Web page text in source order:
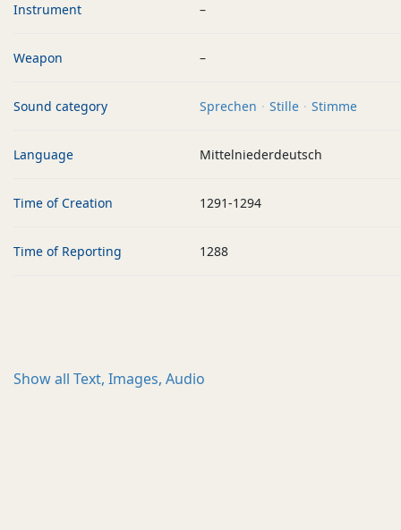
Instrument –
Weapon –
Sound category Sprechen Stille Stimme
Language Mittelniederdeutsch
Time of Creation 1291-1294
Time of Reporting 1288
Show all Text, Images, Audio